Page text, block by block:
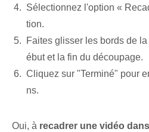
Sélectionnez l'option «
tion.
Faites glisser les bords de
ébut et la fin du découpage.
Cliquez sur "Terminé" pour
ns.
Oui, à recadrer une vidéo